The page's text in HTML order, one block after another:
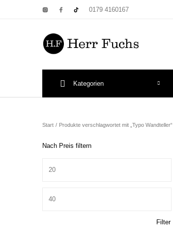
0179 4160167
Kategorien
Start / Produkte verschlagwortet mit „Typo Wandteller“
Nach Preis filtern
Filter